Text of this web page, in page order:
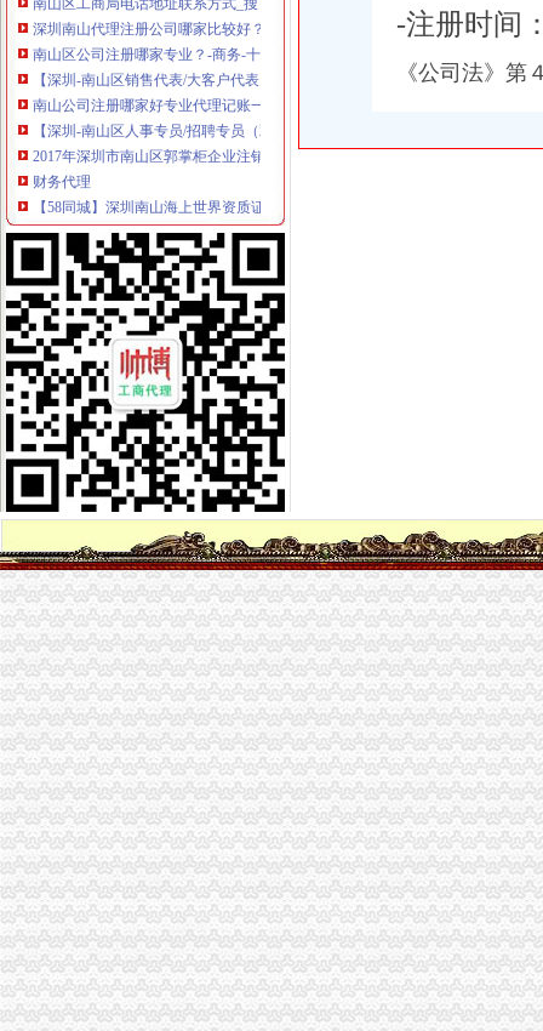
深圳南山代理注册公司哪家比较好？-商务-十堰网
南山区公司注册哪家专业？-商务-十堰网
【深圳-南山区销售代表/大客户代表（高提成+双休）_销售代表/大客户
南山公司注册哪家好专业代理记账一般纳税人变更-深圳58同城
【深圳-南山区人事专员/招聘专员（双休））_人事专员/招聘专员（双
2017年深圳市南山区郭掌柜企业注销公司手续及材料-商务服务
财务代理
【58同城】深圳南山海上世界资质证书办理_企业资质代理_资质代办机
深圳南山出口退税培训课程_职场天地_天涯论坛_天涯社区
在深圳注册公司
《2016深圳新网上注册南山公司流程》
【深圳南山其他商务服务信息】-深圳赶集网
深圳南山教你怎样注册公司,深圳公司注册流程小常识-信息服务-人民
深圳公司注册分类信息_沭网
深圳龙华优质的深圳南山注册公司业务一般需要多长时间？时间多长？
深圳南山区：“一核多元”社区建模式--中国新闻--人民网
深圳专利变更：含（中国）企业名称核准、变更——总局核名金牌代理
南山0元注册公司服务信誉好价格低-咨询-十堰网
ForceDefender(FD)的小站（豆瓣音乐人）
四川风建筑装饰装修工程有限公司的地址谁知道？
成王败寇09315_新浪博客
深圳前海VS领呈商务_新浪博客
【深圳南山区企业变更|公司名称变更|公司/法人变更】-深圳赶集网
南山“e事通”方便3万新生入学_深圳新闻_全迅速的深圳资讯—
南山融资担保公司代办,办理中外合资需要资料,设立融资租赁公司
深圳内资公司注册：如何注册深圳福田/南山/罗湖公司的流程/资料/费用
南山代理记账报税流程？南山沙河代理记账工商年检深圳记账报税今
红梅王十朋-搜百科
南山区推出“e事通”新生入学核验省事了|新生|入学_凤凰资讯
南山“e事通”方便3万新生入学|群众路线|新生_凤凰资讯
南山定位世界级创新型滨海中心城区_搜狐新闻_搜狐网
上海百佳建筑装饰工程有限公司_上海百佳建筑装饰工程有限公司
深圳南山专业工商代理哪家好？专业财税代理让您省心省力-中介代理-
东江环保股份有限公司公告（系列）_焦点_新浪财经_新浪网
注册深圳南山区小企业.doc
南山塘朗记账报税价格多少年底有没有优惠深圳记账报税今题网
深圳市南山区外资公司注册|代办公司注册-浩瀚财务_【公司注册服务】
中国版权转让黄页|名录_中国版权转让公司|厂家-八方资源网版权转让
南山核名
南山区深化“一核多元”社区理模式的实施3年构建现代社区理模
-注册时间
《公司法》第